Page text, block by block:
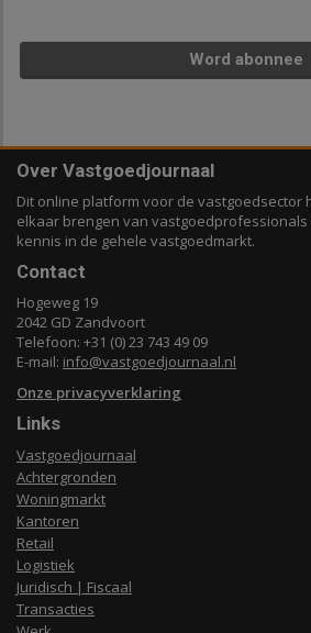
Word abonnee
Over Vastgoedjournaal
Dit online platform voor de vastgoedsector
elkaar brengen van
kennis in de gehele vastgoedmarkt.
Contact
Hogeweg 19
2042 GD Zandvoort
Telefoon: +31 (0) 23 743 49 09
E-mail: info@vastgoedjournaal.nl
Onze privacyverklaring
Links
Vastgoedjournaal
Achtergronden
Woningmarkt
Kantoren
Retail
Logistiek
Juridisch | Fiscaal
Transacties